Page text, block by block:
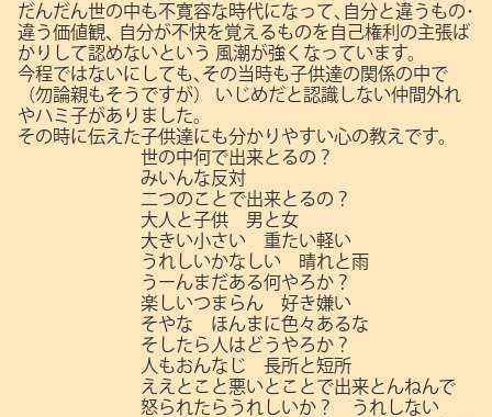
だんだん世の中も不寛容な時代になって､自分と違うもの･
違う価値観､
自分が不快を覚えるものを自己権利の主張ば
かりして認めないという 風潮が強くなっています。
今程ではないにしても､その当時も子供達の関係の中で
（勿論親もそうですが）
いじめだと認識しない仲間外れ
やハミ子がありました。
その時に伝えた子供達にも分かりやすい心の教えです。
世の中何で出来とるの？
みいんな反対
二つのことで出来とるの？
大人と子供 男と女
大きい小さい 重たい軽い
うれしいかなしい 晴れと雨
うーんまだある何やろか？
楽しいつまらん 好き嫌い
そやな ほんまに色々あるな
そしたら人はどうやろか？
人もおんなじ 長所と短所
ええとこと悪いとことで出来とんねんで
怒られたらうれしいか？ うれしない